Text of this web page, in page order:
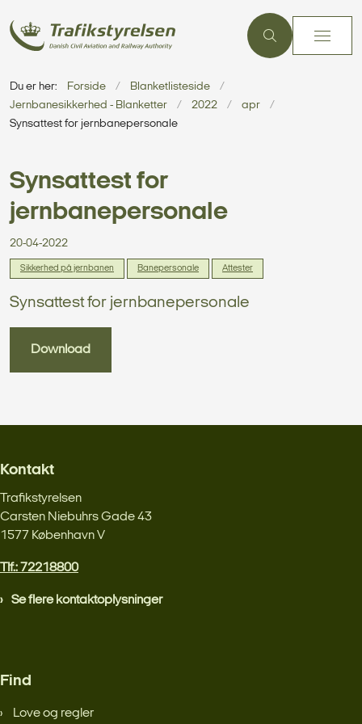
Du er her: Forside
Blanketlisteside
Jernbanesikkerhed - Blanketter
2022
apr
Synsattest for jernbanepersonale
Synsattest for
jernbanepersonale
20-04-2022
Sikkerhed på jernbanen Banepersonale Attester
Synsattest for jernbanepersonale
Download
Kontakt
Trafikstyrelsen
Carsten Niebuhrs Gade 43
1577 København V
Tlf.: 72218800
Se flere kontaktoplysninger
Find
Love og regler